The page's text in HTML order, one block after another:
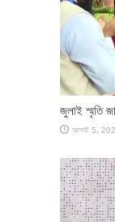
জুলাই স্মৃতি
আগস্ট 5,